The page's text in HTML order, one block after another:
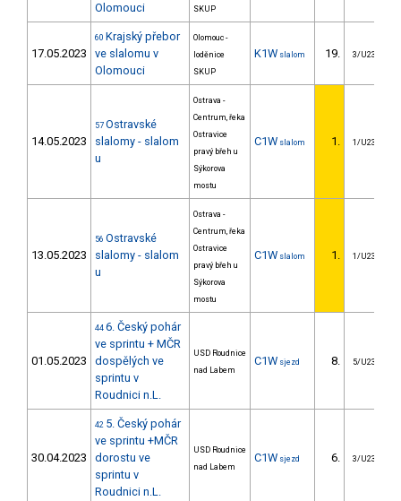
Olomouci
SKUP
17.05.2023
60 Krajský přebor
ve slalomu v
Olomouci
Olomouc -
loděnice
SKUP
K1W slalom 19. 3/U23
14.05.2023
57 Ostravské
slalomy - slalom
u
Ostrava -
Centrum, řeka
Ostravice
pravý břeh u
Sýkorova
mostu
C1W slalom 1. 1/U23
13.05.2023
56 Ostravské
slalomy - slalom
u
Ostrava -
Centrum, řeka
Ostravice
pravý břeh u
Sýkorova
mostu
C1W slalom 1. 1/U23
01.05.2023
44 6. Český pohár
ve sprintu + MČR
dospělých ve
sprintu v
Roudnici n.L.
USD Roudnice
nad Labem
C1W sjezd 8. 5/U23
30.04.2023
42 5. Český pohár
ve sprintu +MČR
dorostu ve
sprintu v
Roudnici n.L.
USD Roudnice
nad Labem
C1W sjezd 6. 3/U23